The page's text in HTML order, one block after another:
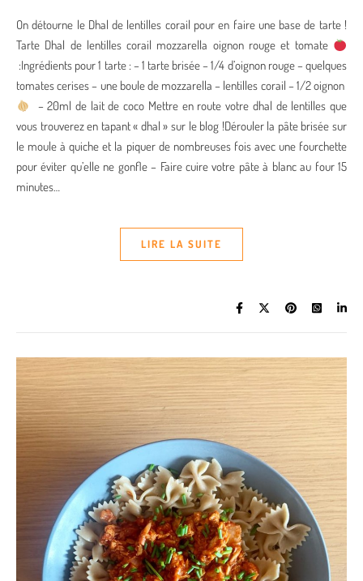
On détourne le Dhal de lentilles corail pour en faire une base de tarte !
Tarte Dhal de lentilles corail mozzarella oignon rouge et tomate
:Ingrédients pour 1 tarte : – 1 tarte brisée – 1/4 d’oignon rouge – quelques
tomates cerises – une boule de mozzarella – lentilles corail – 1/2 oignon
– 20ml de lait de coco Mettre en route votre dhal de lentilles que
vous trouverez en tapant « dhal » sur le blog !Dérouler la pâte brisée sur
le moule à quiche et la piquer de nombreuses fois avec une fourchette
pour éviter qu’elle ne gonfle – Faire cuire votre pâte à blanc au four 15
minutes…
LIRE LA SUITE